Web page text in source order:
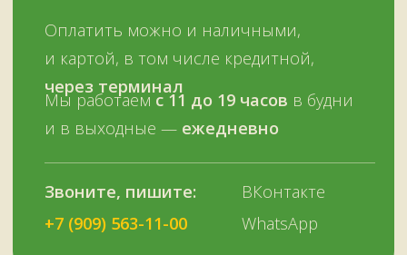
переулок Терский, 4
11:00–19:00
ежедневно
Оплата и доставка
Отзывы о нас
Все контакты
© Копирование материалов сайта запрещено